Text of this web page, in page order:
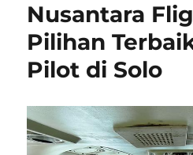
Nusantara
Pilihan
Pilot di Solo